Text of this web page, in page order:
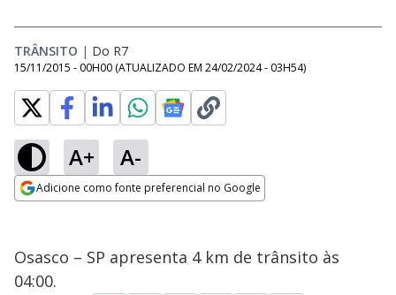
TRÂNSITO | Do R7
15/11/2015 - 00H00 (ATUALIZADO EM 24/02/2024 - 03H54)
A+ A-
Adicione como fonte preferencial no Google
Osasco – SP apresenta 4 km de trânsito às
04:00.